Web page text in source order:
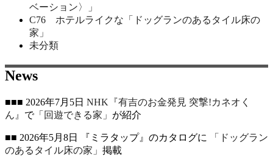
ベーション〉」
C76 ホテルライクな「ドッグランのあるタイル床の
家」
未分類
News
■■■ 2026年7月5日 NHK『有吉のお金発見 突撃!カネオく
ん』 で「回遊できる家」 が紹介
■■ 2026年5月8日 『ミラタップ』のカタログに
「ドッグラン
のあるタイル床の家」 掲載